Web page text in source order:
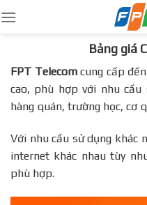
to
Bảng giá
FPT Telecomcung cấp đến
cao, phù hợp với nhu cầu
hàng quán, trường học, cơ
Với nhu cầu sử dụng khác
internet khác nhau tùy
phù hợp.